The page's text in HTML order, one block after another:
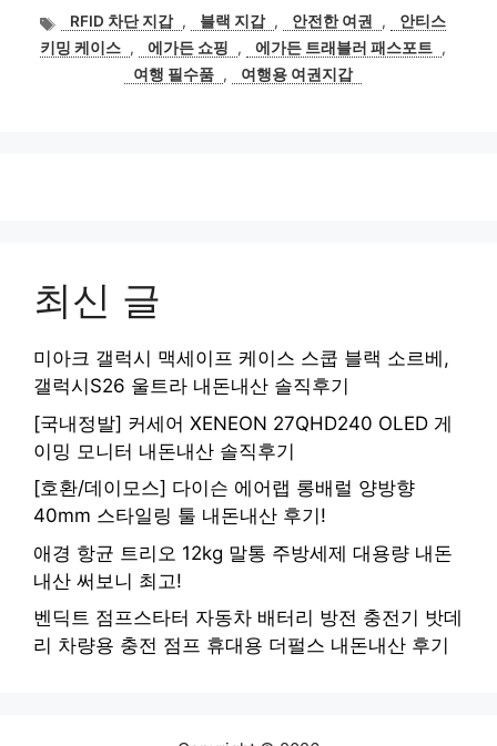
태
그
RFID 차단 지갑 , 블랙 지갑 , 안전한 여권 ,
안티스
키밍 케이스 , 에가든 쇼핑 , 에가든 트래블러 패스포트 ,
여행 필수품 , 여행용 여권지갑
최신 글
미아크 갤럭시 맥세이프 케이스 스쿱 블랙 소르베,
갤럭시S26 울트라 내돈내산 솔직후기
[국내정발] 커세어 XENEON 27QHD240 OLED 게
이밍 모니터 내돈내산 솔직후기
[호환/데이모스] 다이슨 에어랩 롱배럴 양방향
40mm 스타일링 툴 내돈내산 후기!
애경 항균 트리오 12kg 말통 주방세제 대용량 내돈
내산 써보니 최고!
벤딕트 점프스타터 자동차 배터리 방전 충전기 밧데
리 차량용 충전 점프 휴대용 더펄스 내돈내산 후기